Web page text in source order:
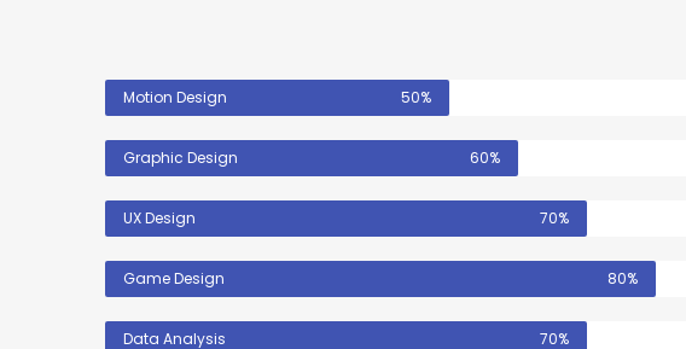
Motion Design 50%
Graphic Design 60%
UX Design 70%
Game Design 80%
Data Analysis 70%